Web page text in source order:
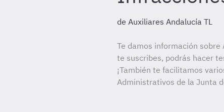
de Auxiliares Andalucía TL
Te damos información sobre
te suscribes, podrás hacer
¡También te facilitamos
Administrativos de la Junta